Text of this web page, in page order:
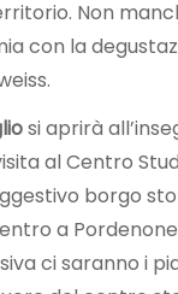
Non
con la
si aprirà
al Centro
borgo
a
ci saranno i